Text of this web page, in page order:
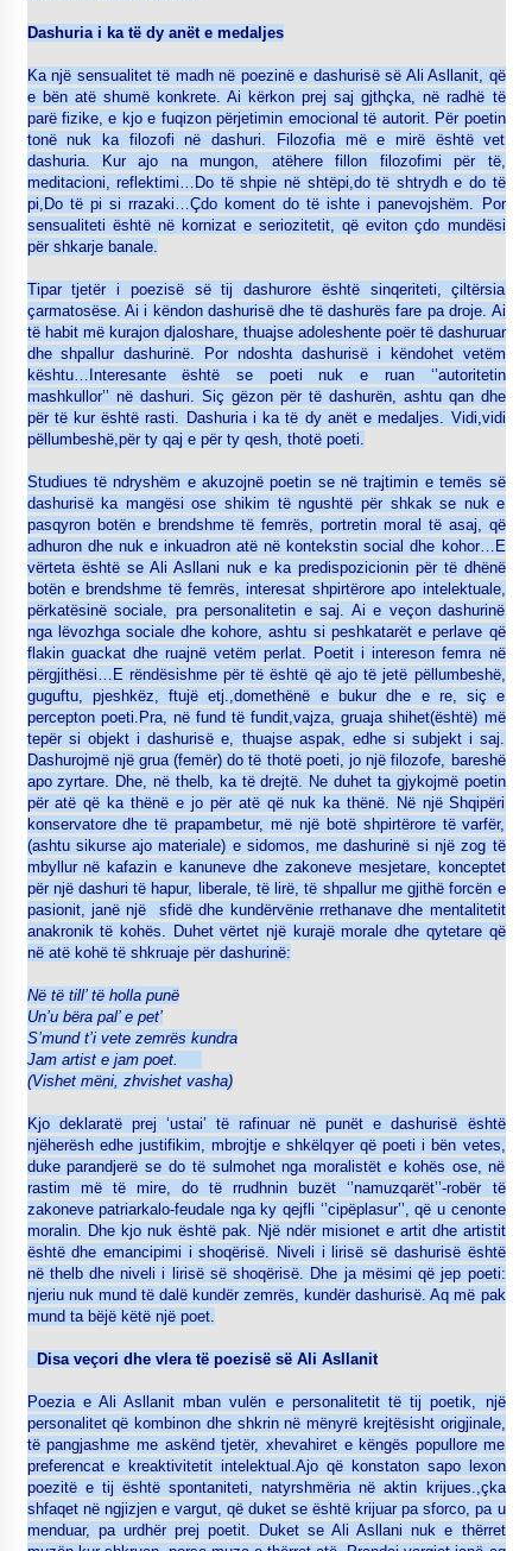
Dashuria i ka të dy anët e medaljes
Ka një sensualitet të madh në poezinë e dashurisë së Ali Asllanit, që
e bën atë shumë konkrete. Ai kërkon prej saj gjthçka, në radhë të
parë fizike, e kjo e fuqizon përjetimin emocional të autorit. Për poetin
tonë nuk ka filozofi në dashuri. Filozofia më e mirë është vet
dashuria. Kur ajo na mungon, atëhere fillon filozofimi për të,
meditacioni, reflektimi…Do të shpie në shtëpi,do të shtrydh e do të
pi,Do të pi si rrazaki…Çdo koment do të ishte i panevojshëm. Por
sensualiteti është në kornizat e seriozitetit, që eviton çdo mundësi
për shkarje banale.
Tipar tjetër i poezisë së tij dashurore është sinqeriteti, çiltërsia
çarmatosëse. Ai i këndon dashurisë dhe të dashurës fare pa droje. Ai
të habit më kurajon djaloshare, thuajse adoleshente poër të dashuruar
dhe shpallur dashurinë. Por ndoshta dashurisë i këndohet vetëm
kështu…Interesante është se poeti nuk e ruan ‘’autoritetin
mashkullor’’ në dashuri. Siç gëzon për të dashurën, ashtu qan dhe
për të kur është rasti. Dashuria i ka të dy anët e medaljes. Vidi,vidi
pëllumbeshë,për ty qaj e për ty qesh, thotë poeti.
Studiues të ndryshëm e akuzojnë poetin se në trajtimin e temës së
dashurisë ka mangësi ose shikim të ngushtë për shkak se nuk e
pasqyron botën e brendshme të femrës, portretin moral të asaj, që
adhuron dhe nuk e inkuadron atë në kontekstin social dhe kohor…E
vërteta është se Ali Asllani nuk e ka predispozicionin për të dhënë
botën e brendshme të femrës, interesat shpirtërore apo intelektuale,
përkatësinë sociale, pra personalitetin e saj. Ai e veçon dashurinë
nga lëvozhga sociale dhe kohore, ashtu si peshkatarët e perlave që
flakin guackat dhe ruajnë vetëm perlat. Poetit i intereson femra në
përgjithësi…E rëndësishme për të është që ajo të jetë pëllumbeshë,
guguftu, pjeshkëz, ftujë etj.,domethënë e bukur dhe e re, siç e
percepton poeti.Pra, në fund të fundit,vajza, gruaja shihet(është) më
tepër si objekt i dashurisë e, thuajse aspak, edhe si subjekt i saj.
Dashurojmë një grua (femër) do të thotë poeti, jo një filozofe, bareshë
apo zyrtare. Dhe, në thelb, ka të drejtë. Ne duhet ta gjykojmë poetin
për atë që ka thënë e jo për atë që nuk ka thënë. Në një Shqipëri
konservatore dhe të prapambetur, më një botë shpirtërore të varfër,
(ashtu sikurse ajo materiale) e sidomos, me dashurinë si një zog të
mbyllur në kafazin e kanuneve dhe zakoneve mesjetare, konceptet
për një dashuri të hapur, liberale, të lirë, të shpallur me gjithë forcën e
pasionit, janë një sfidë dhe kundërvënie rrethanave dhe mentalitetit
anakronik të kohës. Duhet vërtet një kurajë morale dhe qytetare që
në atë kohë të shkruaje për dashurinë:
Në të till’ të holla punë
Un’u bëra pal’ e pet’
S’mund t’i vete zemrës kundra
Jam artist e jam poet.
(Vishet mëni, zhvishet vasha)
Kjo deklaratë prej ‘ustai’ të rafinuar në punët e dashurisë është
njëherësh edhe justifikim, mbrojtje e shkëlqyer që poeti i bën vetes,
duke parandjerë se do të sulmohet nga moralistët e kohës ose, në
rastim më të mire, do të rrudhnin buzët ‘’namuzqarët’’-robër të
zakoneve patriarkalo-feudale nga ky qejfli ‘’cipëplasur’’, që u cenonte
moralin. Dhe kjo nuk është pak. Një ndër misionet e artit dhe artistit
është dhe emancipimi i shoqërisë. Niveli i lirisë së dashurisë është
në thelb dhe niveli i lirisë së shoqërisë. Dhe ja mësimi që jep poeti:
njeriu nuk mund të dalë kundër zemrës, kundër dashurisë. Aq më pak
mund ta bëjë këtë një poet.
Disa veçori dhe vlera të poezisë së Ali Asllanit
Poezia e Ali Asllanit mban vulën e personalitetit të tij poetik, një
personalitet që kombinon dhe shkrin në mënyrë krejtësisht origjinale,
të pangjashme me askënd tjetër, xhevahiret e këngës popullore me
preferencat e kreaktivitetit intelektual.Ajo që konstaton sapo lexon
poezitë e tij është spontaniteti, natyrshmëria në aktin krijues.,çka
shfaqet në ngjizjen e vargut, që duket se është krijuar pa sforco, pa u
menduar, pa urdhër prej poetit. Duket se Ali Asllani nuk e thërret